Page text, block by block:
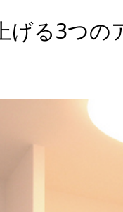
げる3つの